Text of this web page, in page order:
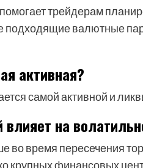
трейдерам
подходящие валютные
активная?
самой активной и
влияет на
время пересечения
крупных финансовых